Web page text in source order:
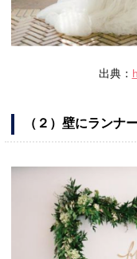
出典：
（２）壁にランナ